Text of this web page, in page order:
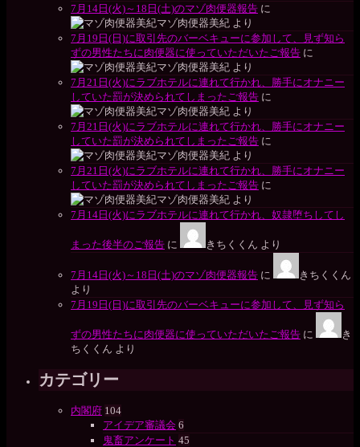
7月14日(火)～18日(土)のマゾ肉便器報告 に
マゾ肉便器美紀 より
7月19日(日)に取引先のバーベキューに参加して、見ず知ら
ずの男性たちに肉便器に使っていただいたご報告 に
マゾ肉便器美紀 より
7月21日(火)にラブホテルに連れて行かれ、勝手にオナニー
していた罰が決められてしまったご報告 に
マゾ肉便器美紀 より
7月21日(火)にラブホテルに連れて行かれ、勝手にオナニー
していた罰が決められてしまったご報告 に
マゾ肉便器美紀 より
7月21日(火)にラブホテルに連れて行かれ、勝手にオナニー
していた罰が決められてしまったご報告 に
マゾ肉便器美紀 より
7月14日(火)にラブホテルに連れて行かれ、奴隷堕ちしてし
まった後半のご報告 に きちくくん より
7月14日(火)～18日(土)のマゾ肉便器報告 に
きちくくん
より
7月19日(日)に取引先のバーベキューに参加して、見ず知ら
ずの男性たちに肉便器に使っていただいたご報告 に
き
ちくくん より
カテゴリー
内閣府 104
アイデア審議会 6
鬼畜アンケート 45